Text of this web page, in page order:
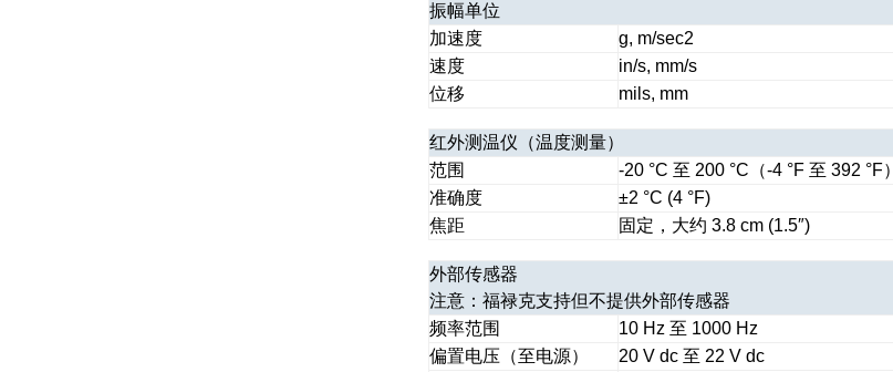
振幅单位
加速度
g, m/sec2
速度
in/s, mm/s
位移
mils, mm
红外测温仪（温度测量）
范围
-20 °C 至 200 °C（-4 °F 至 392 °F）
准确度
±2 °C (4 °F)
焦距
固定，大约 3.8 cm (1.5″)
外部传感器
注意：福禄克支持但不提供外部传感器
频率范围
10 Hz 至 1000 Hz
偏置电压（至电源）
20 V dc 至 22 V dc